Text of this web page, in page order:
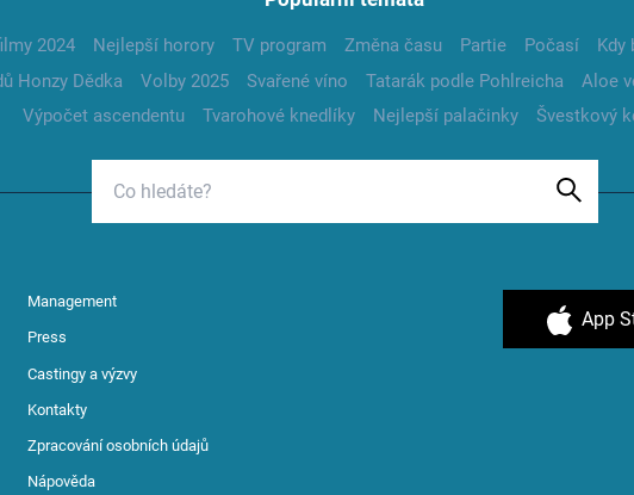
2024 Nejlepší horory TV program Změna času Partie Počasí Kdy
Honzy Dědka Volby 2025 Svařené víno Tatarák podle Pohlreicha Aloe
Výpočet ascendentu
Tvarohové knedlíky Nejlepší palačinky Švestkový
Management
Press
Castingy a výzvy
Kontakty
Zpracování osobních údajů
Nápověda
App